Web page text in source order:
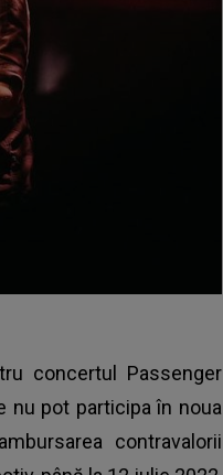
concertul Passenger
nu pot participa în noua
contravalorii